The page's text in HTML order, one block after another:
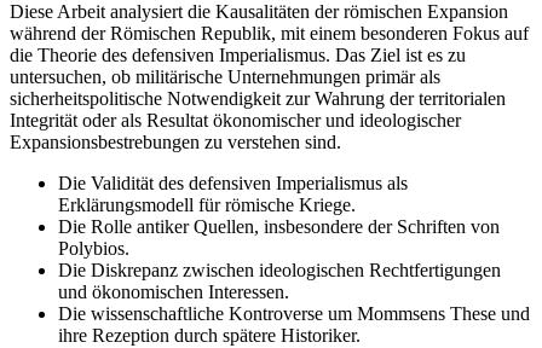
Diese Arbeit analysiert die Kausalitäten der römischen Expansion
während der Römischen Republik, mit einem besonderen Fokus auf
die Theorie des defensiven Imperialismus. Das Ziel ist es zu
untersuchen, ob militärische Unternehmungen primär als
sicherheitspolitische Notwendigkeit zur Wahrung der territorialen
Integrität oder als Resultat ökonomischer und ideologischer
Expansionsbestrebungen zu verstehen sind.
Die Validität des defensiven Imperialismus als
Erklärungsmodell für römische Kriege.
Die Rolle antiker Quellen, insbesondere der Schriften von
Polybios.
Die Diskrepanz zwischen ideologischen Rechtfertigungen
und ökonomischen Interessen.
Die wissenschaftliche Kontroverse um Mommsens These und
ihre Rezeption durch spätere Historiker.